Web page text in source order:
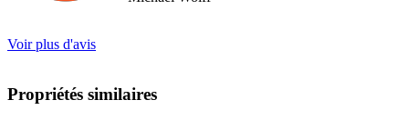
Voir plus d'avis
Propriétés similaires